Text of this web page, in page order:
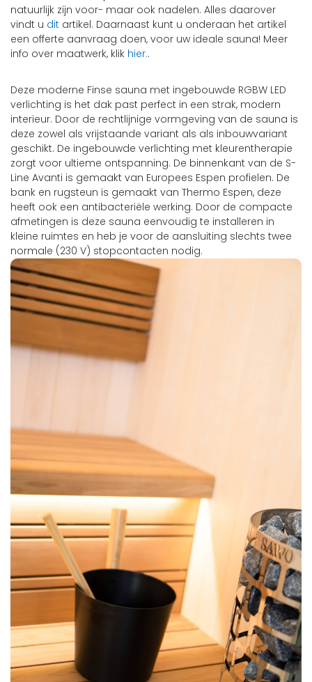
natuurlijk zijn voor- maar ook nadelen. Alles daarover
vindt u dit artikel. Daarnaast kunt u onderaan het artikel
een offerte aanvraag doen, voor uw ideale sauna! Meer
info over maatwerk, klik hier..
Deze moderne Finse sauna met ingebouwde RGBW LED
verlichting is het dak past perfect in een strak, modern
interieur. Door de rechtlijnige vormgeving van de sauna is
deze zowel als vrijstaande variant als als inbouwvariant
geschikt. De ingebouwde verlichting met kleurentherapie
zorgt voor ultieme ontspanning. De binnenkant van de S-
Line Avanti is gemaakt van Europees Espen profielen. De
bank en rugsteun is gemaakt van Thermo Espen, deze
heeft ook een antibacteriële werking. Door de compacte
afmetingen is deze sauna eenvoudig te installeren in
kleine ruimtes en heb je voor de aansluiting slechts twee
normale (230 V) stopcontacten nodig.